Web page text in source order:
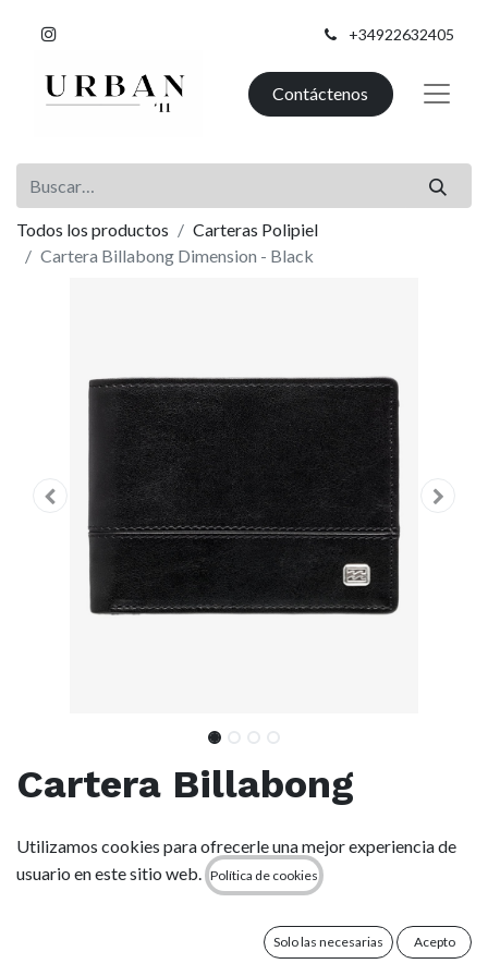
+34922632405
Contáctenos
Todos los productos
Carteras Polipiel
Cartera Billabong Dimension - Black
Cartera Billabong
Dimension - Black
(0 reseña)
Tejido:Tejido mezcla de poliéster y poliuretano
Utilizamos cookies para ofrecerle una mejor experiencia de
usuario en este sitio web.
Política de cookies
Solo las necesarias Acepto